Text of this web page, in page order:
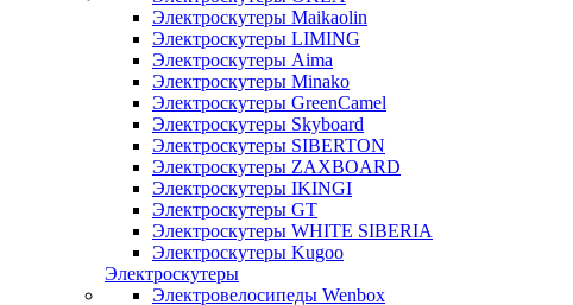
Электроскутеры Maikaolin
Электроскутеры LIMING
Электроскутеры Aima
Электроскутеры Minako
Электроскутеры GreenCamel
Электроскутеры Skyboard
Электроскутеры SIBERTON
Электроскутеры ZAXBOARD
Электроскутеры IKINGI
Электроскутеры GT
Электроскутеры WHITE SIBERIA
Электроскутеры Kugoo
Электроскутеры
Электровелосипеды Wenbox